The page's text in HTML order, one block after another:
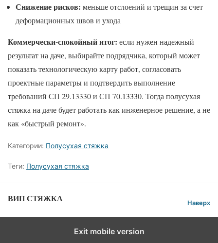
Снижение рисков: меньше отслоений и трещин за счет
деформационных швов и ухода
Коммерчески-спокойный итог: если нужен надежный
результат на даче, выбирайте подрядчика, который может
показать технологическую карту работ, согласовать
проектные параметры и подтвердить выполнение
требований СП 29.13330 и СП 70.13330. Тогда полусухая
стяжка на даче будет работать как инженерное решение, а не
как «быстрый ремонт».
Категории: Полусухая стяжка
Теги: Полусухая стяжка
ВИП СТЯЖКА Наверх
Exit mobile version